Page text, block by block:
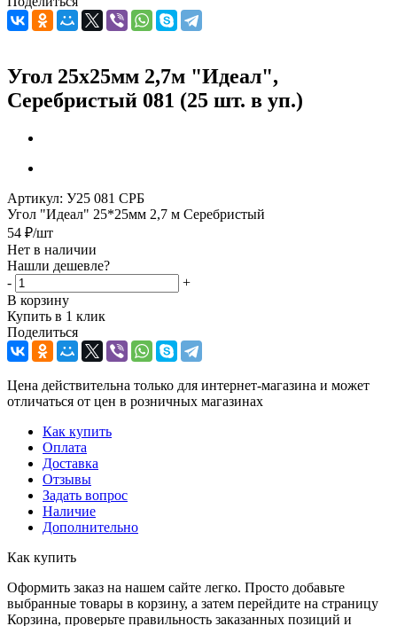
Угол 25х25мм 2,7м "Идеал",
Серебристый 081 (25 шт. в уп.)
Артикул: У25 081 СРБ
Угол "Идеал" 25*25мм 2,7 м Серебристый
54 ₽/шт
Нет в наличии
Нашли дешевле?
-
+
В корзину
Купить в 1 клик
Поделиться
Цена действительна только для интернет-магазина и может
отличаться от цен в розничных магазинах
Как купить
Оплата
Доставка
Отзывы
Задать вопрос
Наличие
Дополнительно
Как купить
Оформить заказ на нашем сайте легко. Просто добавьте
выбранные товары в корзину, а затем перейдите на страницу
Корзина, проверьте правильность заказанных позиций и